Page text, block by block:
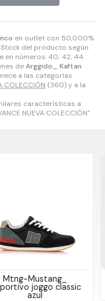
en outlet con 50,000%
Stock del producto según
en números: 40; 42; 44.
deArggido_ Kaftan
a las categorías
COLECCIÓN (360) y a la
características a
NUEVA COLECCIÓN".
Mtng-Mustang_
joggo classic
azul